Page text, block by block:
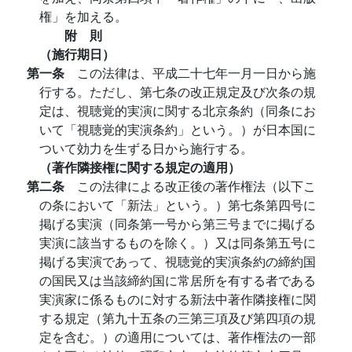
権」を加える。
附 則
（施行期日）
第一条 この法律は、平成二十七年一月一日から施
行する。ただし、第七条の改正規定及び次条の規
定は、視聴覚的実演に関する北京条約（同条にお
いて「視聴覚的実演条約」という。）が日本国に
ついて効力を生ずる日から施行する。
（著作隣接権に関する規定の適用）
第二条 この法律による改正後の著作権法（以下こ
の条において「新法」という。）第七条第四号に
掲げる実演（同条第一号から第三号までに掲げる
実演に該当するものを除く。）又は同条第五号に
掲げる実演であって、視聴覚的実演条約の締約国
の国民又は当該締約国に常居所を有する者である
実演家に係るものに対する新法中著作隣接権に関
する規定（第九十五条の三第三項及び第四項の規
定を含む。）の適用については、著作権法の一部